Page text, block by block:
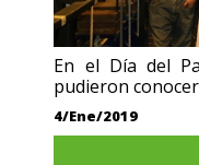
En el Día del
pudieron
4/Ene/2019